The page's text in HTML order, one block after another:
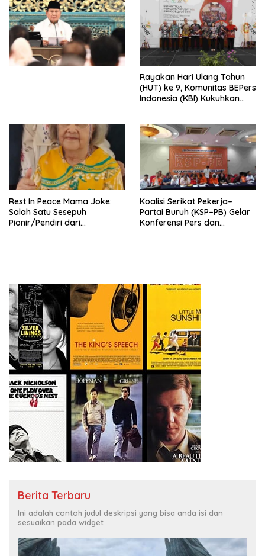
Penjajahan (Pergolakan
Ekonomi Politik Indonesia) &
Simposium Nasional “Urgensi
Undang-Undang
Perekonomian Nasional dan
Kesejahteraan Sosial dalam
Rayakan Hari Ulang Tahun
(HUT) ke 9, Komunitas BEPers
Indonesia (KBI) Kukuhkan
Tema: “Penguatan dan
Pengembangan Organisasi
KBI yang Berbasis Riset di
seluruh Indonesia dan
Mancanegara”.
Rest In Peace Mama Joke:
Salah Satu Sesepuh
Pionir/Pendiri dari
Koalisi Serikat Pekerja–
Partai Buruh (KSP–PB) Gelar
Konferensi Pers dan
Berita Terbaru
Ini adalah contoh judul deskripsi yang bisa anda isi dan
sesuaikan pada widget